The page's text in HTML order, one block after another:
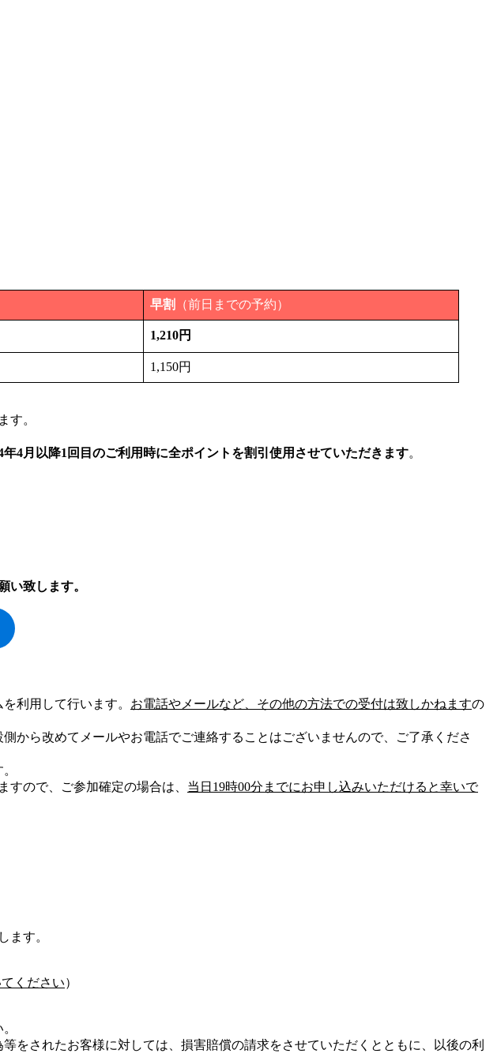
早割 （前日までの予約）
1,210円
1,150円
す。
4月以降1回目のご利用時に全ポイントを割引使用させていただきます。
い致します。
利用して行います。 お電話やメールなど、その他の方法での受付は致しかねますの
から改めてメールやお電話でご連絡することはございませんので、ご了承くださ
ので、ご参加確定の場合は、 当日19時00分までにお申し込みいただけると幸いで
ます。
てください）
をされたお客様に対しては、損害賠償の請求をさせていただくとともに、以後の利